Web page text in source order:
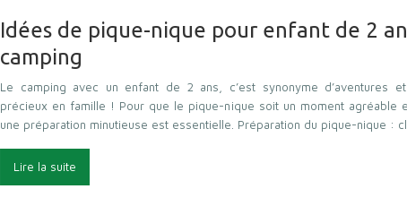
Idées de pique-nique pour enfant de 2
camping
Le camping avec un enfant de 2 ans, c’est synonyme d’aventures
précieux en famille ! Pour que le pique-nique soit un moment agréable
une préparation minutieuse est essentielle. Préparation du pique-nique :
Lire la suite